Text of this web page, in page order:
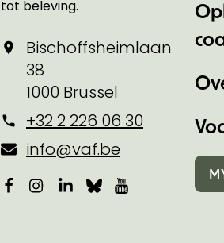
tot beleving.
Bischoffsheimlaan
38
1000 Brussel
+32 2 226 06 30
info@vaf.be
Facebook
Instagram
LinkedIn
BlueskyYouTube